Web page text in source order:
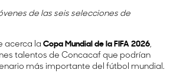
de las seis selecciones de
acerca la Copa Mundial de la FIFA 2026,
talentos de Concacaf que podrían
más importante del fútbol mundial.